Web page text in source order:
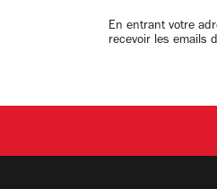
email
En entrant votre
recevoir les emails